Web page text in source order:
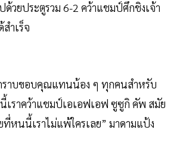
วยประตูรวม 6-2 คว้าแชมป์ศึกชิงเจ้า
ำเร็จ
ราบขอบคุณแทนน้อง ๆ ทุกคนสำหรับ
เราคว้าแชมป์เอเอฟเอฟ ซูซูกิ คัพ สมัย
ที่หนนี้เราไม่แพ้ใครเลย” มาดามแป้ง